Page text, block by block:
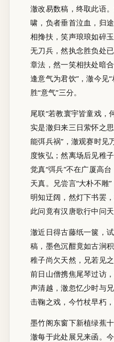
澈改易数稿，终取此语
啸，负者垂首泣血，归
相搀扶，笑声琅琅如碎
无刀兵，然执念胜负处
章法，然一笑相扶处暗
逢意气为君饮”，澈今见
胜“意气”三分。
尾联“若教寰宇皆童戏，
实是澈归来三日萦怀之
能弭兵祸”，澈观赛时见
度恢弘；然离场后见稚
觉真“弭兵”不在广厦高
天真。兄尝言“大朴不雕
明知迂阔，然灯下书罢
此问竟有汉唐歌行中问天
澈近日得古藤纸一箧，
稿，墨色沉酣竟如古涧
稚子尚欠天然，兄若见
前日山僧携焦尾琴过访
声清越，澈忽忆少时与
击鞠之戏，今竹杖早朽
墨竹阁东窗下新植绿蕉
澈每于此处展兄来函。